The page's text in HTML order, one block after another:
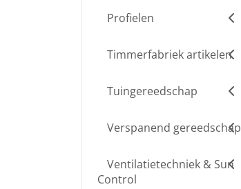
Profielen
Timmerfabriek artikelen
Tuingereedschap
Verspanend gereedschap
Ventilatietechniek & Sun
Control